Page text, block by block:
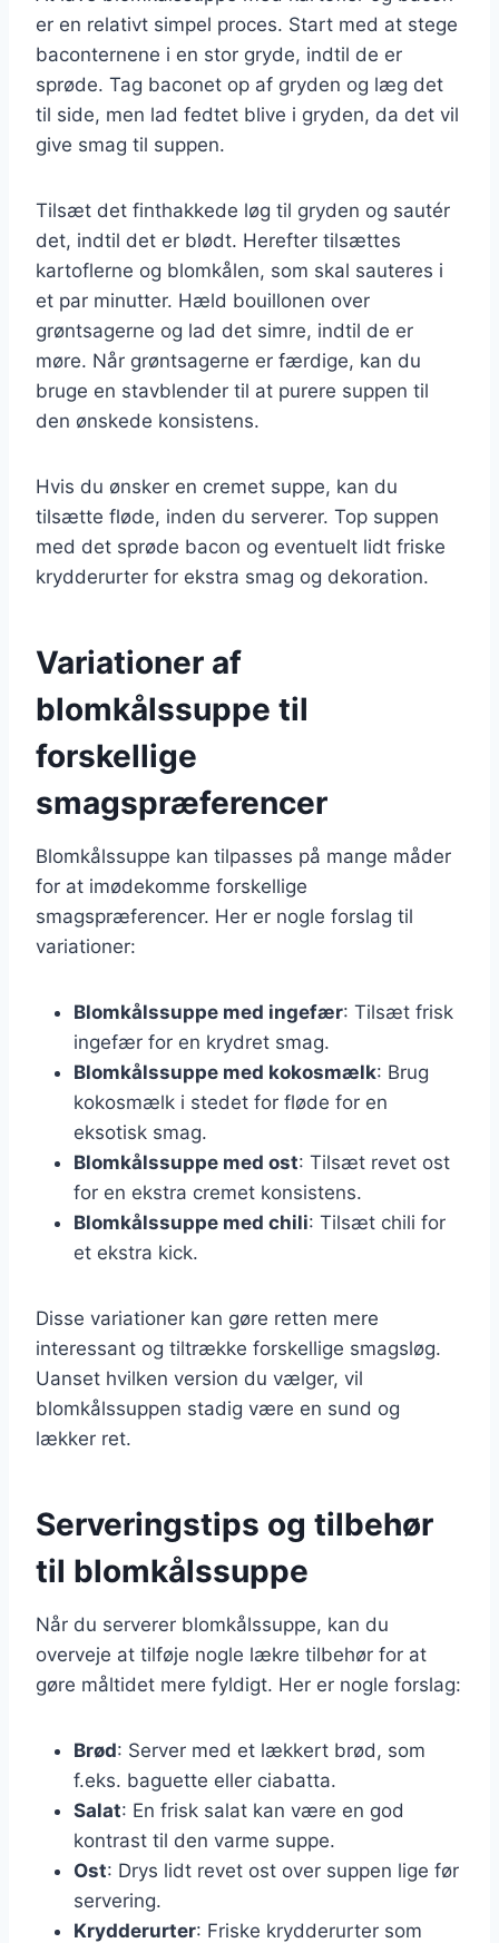
er en relativt simpel proces. Start med at stege
baconternene i en stor gryde, indtil de er
sprøde. Tag baconet op af gryden og læg det
til side, men lad fedtet blive i gryden, da det vil
give smag til suppen.
Tilsæt det finthakkede løg til gryden og sautér
det, indtil det er blødt. Herefter tilsættes
kartoflerne og blomkålen, som skal sauteres i
et par minutter. Hæld bouillonen over
grøntsagerne og lad det simre, indtil de er
møre. Når grøntsagerne er færdige, kan du
bruge en stavblender til at purere suppen til
den ønskede konsistens.
Hvis du ønsker en cremet suppe, kan du
tilsætte fløde, inden du serverer. Top suppen
med det sprøde bacon og eventuelt lidt friske
krydderurter for ekstra smag og dekoration.
Variationer af
blomkålssuppe til
forskellige
smagspræferencer
Blomkålssuppe kan tilpasses på mange måder
for at imødekomme forskellige
smagspræferencer. Her er nogle forslag til
variationer:
Blomkålssuppe med ingefær: Tilsæt frisk
ingefær for en krydret smag.
Blomkålssuppe med kokosmælk: Brug
kokosmælk i stedet for fløde for en
eksotisk smag.
Blomkålssuppe med ost: Tilsæt revet ost
for en ekstra cremet konsistens.
Blomkålssuppe med chili: Tilsæt chili for
et ekstra kick.
Disse variationer kan gøre retten mere
interessant og tiltrække forskellige smagsløg.
Uanset hvilken version du vælger, vil
blomkålssuppen stadig være en sund og
lækker ret.
Serveringstips og tilbehør
til blomkålssuppe
Når du serverer blomkålssuppe, kan du
overveje at tilføje nogle lækre tilbehør for at
gøre måltidet mere fyldigt. Her er nogle forslag:
Brød: Server med et lækkert brød, som
f.eks. baguette eller ciabatta.
Salat: En frisk salat kan være en god
kontrast til den varme suppe.
Ost: Drys lidt revet ost over suppen lige før
servering.
Krydderurter: Friske krydderurter som